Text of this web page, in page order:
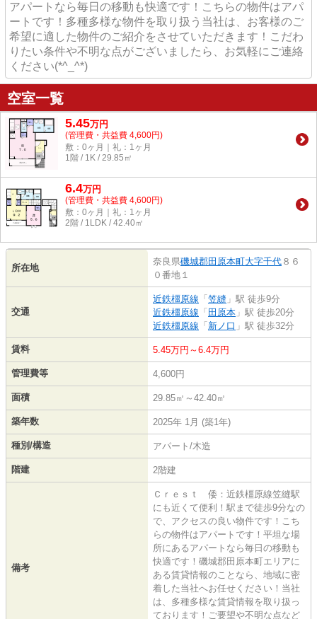
アパートなら毎日の移動も快適です！こちらの物件はアパ
ートです！多種多様な物件を取り扱う当社は、お客様のご
希望に適した物件のご紹介をさせていただきます！こだわ
りたい条件や不明な点がございましたら、お気軽にご連絡
ください(*^_^*)
空室一覧
5.45万円
(管理費・共益費 4,600円)
敷：0ヶ月｜礼：1ヶ月
1階 / 1K / 29.85㎡
6.4万円
(管理費・共益費 4,600円)
敷：0ヶ月｜礼：1ヶ月
2階 / 1LDK / 42.40㎡
所在地
奈良県磯城郡田原本町大字千代 ８６
０番地１
交通
近鉄橿原線 「 笠縫 」駅 徒歩9分
近鉄橿原線 「 田原本 」駅 徒歩20分
近鉄橿原線 「 新ノ口 」駅 徒歩32分
賃料 5.45万円～6.4万円
管理費等 4,600円
面積 29.85㎡～42.40㎡
築年数 2025年 1月 (築1年)
種別/構造 アパート/木造
階建 2階建
備考
Ｃｒｅｓｔ 倭：近鉄橿原線笠縫駅
にも近くて便利！駅まで徒歩9分なの
で、アクセスの良い物件です！こち
らの物件はアパートです！平坦な場
所にあるアパートなら毎日の移動も
快適です！磯城郡田原本町エリアに
ある賃貸情報のことなら、地域に密
着した当社へお任せください！当社
は、多種多様な賃貸情報を取り扱っ
ております！ご要望や不明な点など